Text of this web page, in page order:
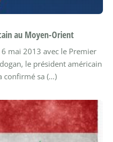
au Moyen-Orient
mai 2013 avec le Premier
le président américain
confirmé sa (…)